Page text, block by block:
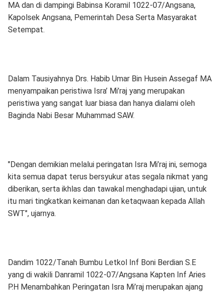
MA dan di dampingi Babinsa Koramil 1022-07/Angsana,
Kapolsek Angsana, Pemerintah Desa Serta Masyarakat
Setempat.
Dalam Tausiyahnya Drs. Habib Umar Bin Husein Assegaf MA
menyampaikan peristiwa Isra’ Mi’raj yang merupakan
peristiwa yang sangat luar biasa dan hanya dialami oleh
Baginda Nabi Besar Muhammad SAW.
"Dengan demikian melalui peringatan Isra Mi’raj ini, semoga
kita semua dapat terus bersyukur atas segala nikmat yang
diberikan, serta ikhlas dan tawakal menghadapi ujian, untuk
itu mari tingkatkan keimanan dan ketaqwaan kepada Allah
SWT", ujarnya.
Dandim 1022/Tanah Bumbu Letkol Inf Boni Berdian S.E
yang di wakili Danramil 1022-07/Angsana Kapten Inf Aries
P.H Menambahkan Peringatan Isra Mi’raj merupakan ajang